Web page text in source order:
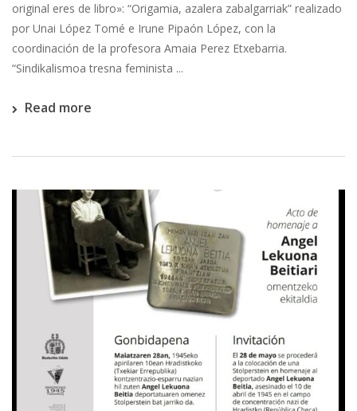
original eres de libro»: “Origamia, azalera zabalgarriak” realizado
por Unai López Tomé e Irune Pipaón López, con la
coordinación de la profesora Amaia Perez Etxebarria.
“Sindikalismoa tresna feminista ...
Read more